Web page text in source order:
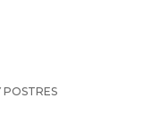
POSTRES